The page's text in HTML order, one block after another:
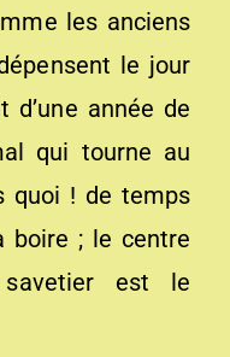
les anciens
le jour
année de
qui tourne au
quoi ! de temps
boire ; le centre
est le